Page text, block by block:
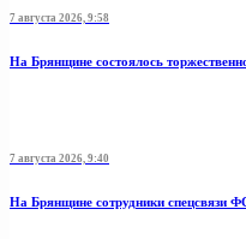
7 августа 2026, 9:58
На Брянщине состоялось
7 августа 2026, 9:40
На Брянщине сотрудники спецсвязи